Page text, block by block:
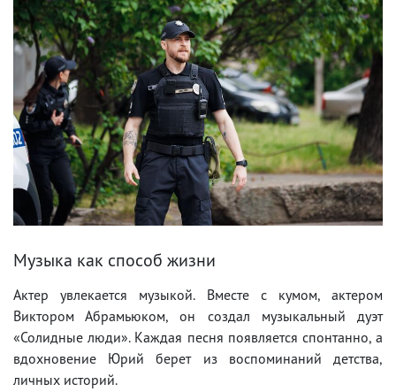
Музыка как способ жизни
Актер увлекается музыкой. Вместе с кумом, актером
Виктором Абрамьюком, он создал музыкальный дуэт
«Солидные люди». Каждая песня появляется спонтанно, а
вдохновение Юрий берет из воспоминаний детства,
личных историй.